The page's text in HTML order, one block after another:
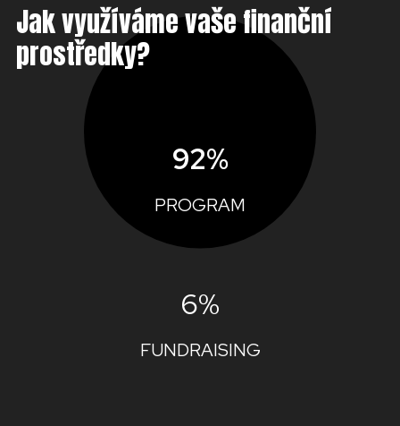
Jak využíváme vaše finanční
prostředky?
92%
PROGRAM
6%
FUNDRAISING